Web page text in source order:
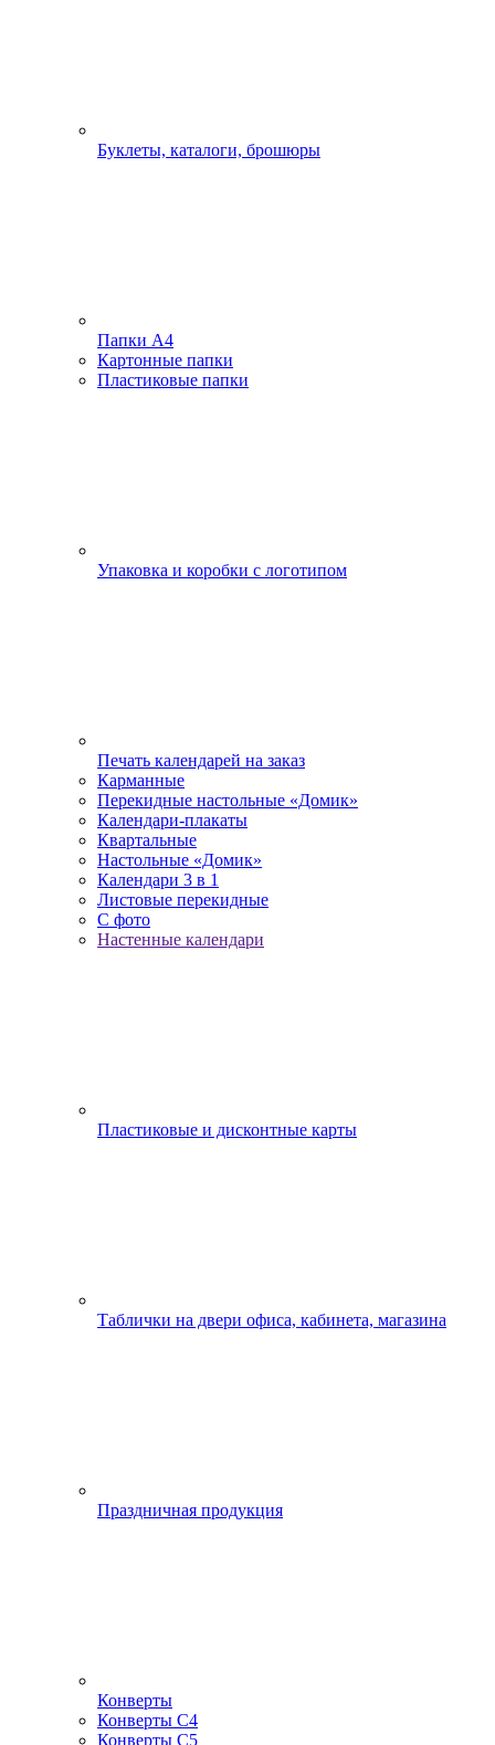
Буклеты, каталоги, брошюры
Папки А4
Картонные папки
Пластиковые папки
Упаковка и коробки с логотипом
Печать календарей на заказ
Карманные
Перекидные настольные «Домик»
Календари-плакаты
Квартальные
Настольные «Домик»
Календари 3 в 1
Листовые перекидные
С фото
Настенные календари
Пластиковые и дисконтные карты
Таблички на двери офиса, кабинета, магазина
Праздничная продукция
Конверты
Конверты С4
Конверты С5